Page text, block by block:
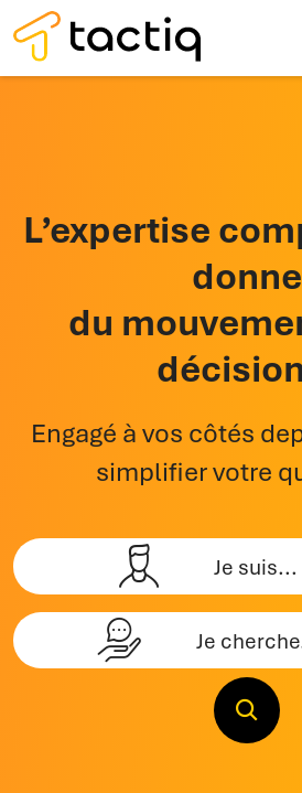
L’expertise
donne
du
Engagé à vos côtés
simplifier votre
Je suis...
Je